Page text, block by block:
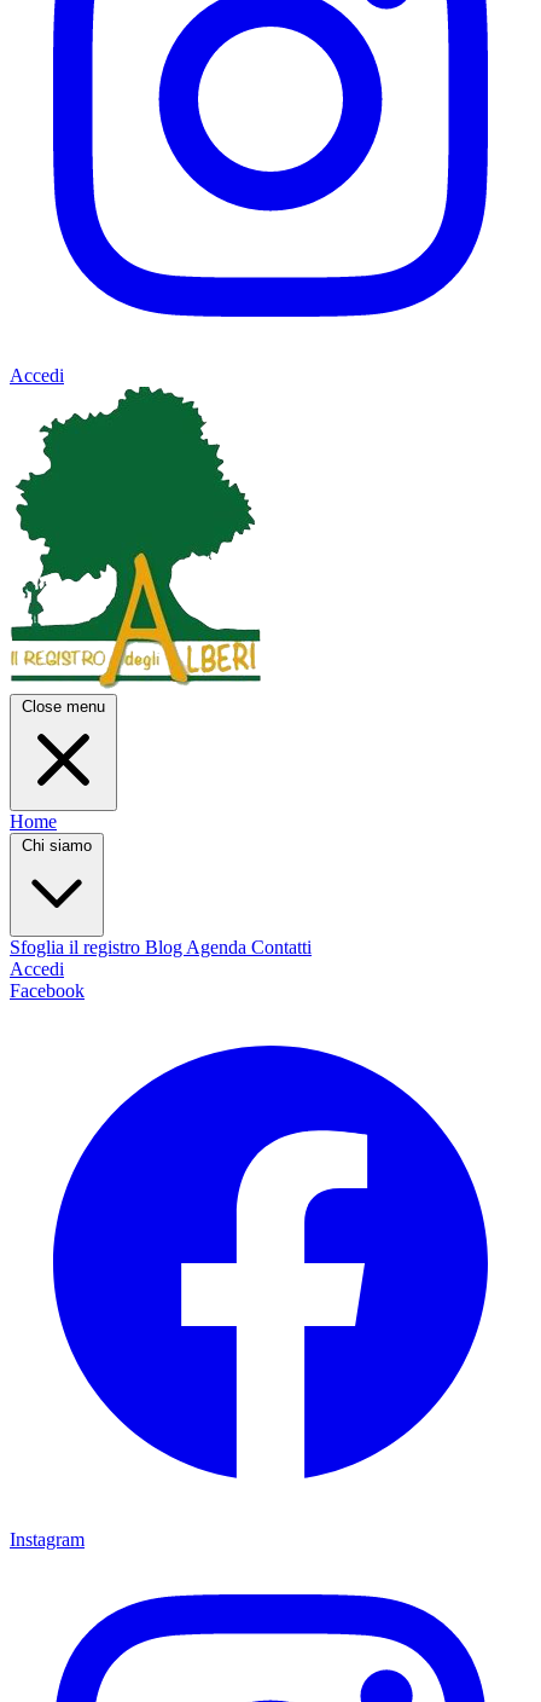
Accedi
Close menu
Home
Chi siamo
Sfoglia il registro Blog Agenda Contatti
Accedi
Facebook
Instagram